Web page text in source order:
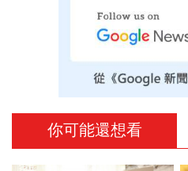
你可能還想看